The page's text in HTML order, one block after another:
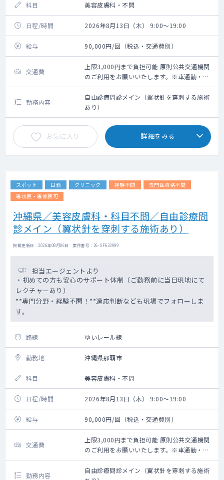
科目 美容皮膚科・不問
日程/時間 2026年8月13日（木） 9:00～19:00
給与 90,000円/回（税込・交通費別）
交通費
上限3,000円まで負担可能 原則公共交通機関
のご利用をお願いいたします。※車通勤・タ
クシー利用要相談
勤務内容
自由診療問診メイン（翼状針を穿刺する施術
あり）
お気に入り 詳細をみる
スポット 日勤 クリニック 経験不問
専門医資格不問
専攻医・専修医可
沖縄県／美容皮膚科・科目不問／自由診療問
診メイン（翼状針を穿刺する施術あり）
掲載更新日 : 2026年08月06日 案件番号 : 26-SF633999
担当エージェントより
・初めての方も安心のサポート体制（ご勤務前に当日現地にて
レクチャーあり）
**専門分野・経験不問！**適応判断なども現場でフォローしま
す。
路線 ゆいレール線
勤務地 沖縄県那覇市
科目 美容皮膚科・不問
日程/時間 2026年8月13日（木） 9:00～19:00
給与 90,000円/回（税込・交通費別）
交通費
上限3,000円まで負担可能 原則公共交通機関
のご利用をお願いいたします。※車通勤・タ
クシー利用要相談
勤務内容
自由診療問診メイン（翼状針を穿刺する施術